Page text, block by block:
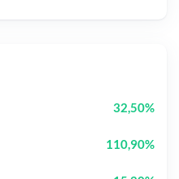
32,50%
110,90%